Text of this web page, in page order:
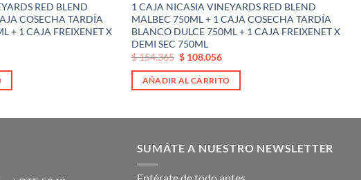
RED BLEND
COSECHA TARDÍA
+ 1 CAJA FREIXENET X
1 CAJA NICASIA VINEYARDS RED BLEND
MALBEC 750ML + 1 CAJA COSECHA TARDÍA
BLANCO DULCE 750ML + 1 CAJA FREIXENET X
DEMI SEC 750ML
El
original
era:
$154.365 El
actual
es:
$ 108.056
AÑADIR AL CARRITO
SUMÁTE A NUESTRO NEWSLETTER